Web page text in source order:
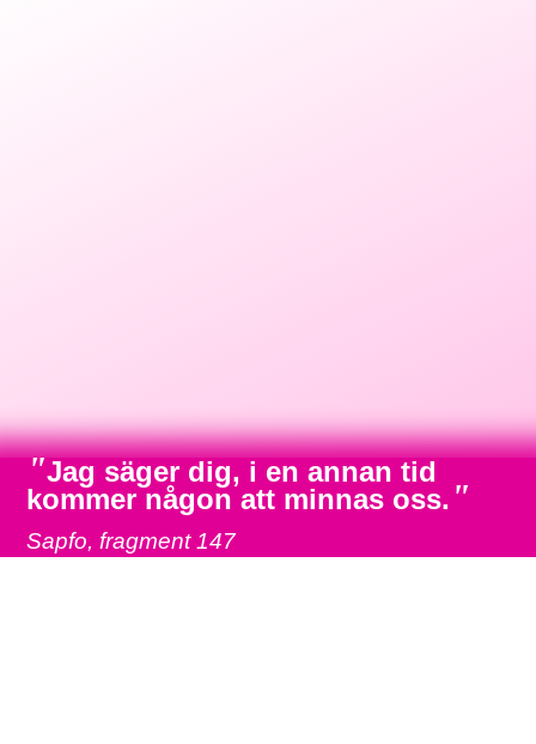
"Jag säger dig, i en annan tid
kommer någon att minnas oss. "
Sapfo, fragment 147